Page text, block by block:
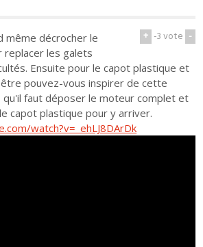
+ -3vote -
même décrocher le
les galets
Ensuite pour le capot plastique et
pouvez-vous inspirer de cette
qu'il faut déposer le moteur complet et
capot plastique pour y arriver.
watch?v=_ehLJ8DArDk